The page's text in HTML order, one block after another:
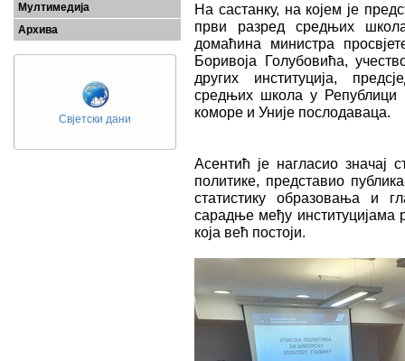
Мултимедија
Архива
Свјетски дани
На састанку, на којем је
први разред средњих
домаћина министра
Боривоја Голубовића,
других институција,
средњих школа у Републици
коморе и Уније послодаваца.
Асентић је нагласио значај
политике, представио
статистику образовања и
сарадње међу
која већ постоји.